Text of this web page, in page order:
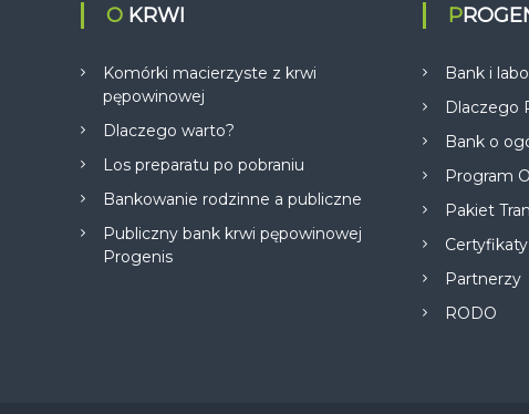
O KRWI
Komórki macierzyste z krwi
pępowinowej
Dlaczego warto?
Los preparatu po pobraniu
Bankowanie rodzinne a publiczne
Publiczny bank krwi pępowinowej
Progenis
Bank i
Dlaczego
Bank o
Program
Pakiet
Partnerzy
RODO